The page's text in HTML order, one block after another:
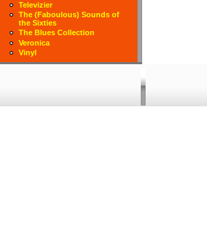
Televizier
The (Faboulous) Sounds of
the Sixties
The Blues Collection
Veronica
Vinyl